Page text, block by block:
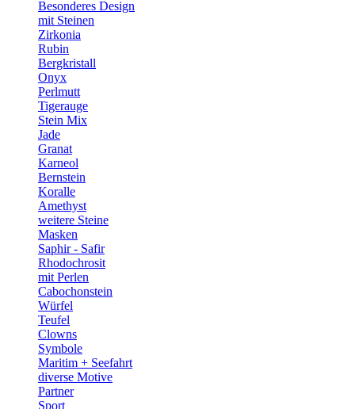
Besonderes Design
mit Steinen
Zirkonia
Rubin
Bergkristall
Onyx
Perlmutt
Tigerauge
Stein Mix
Jade
Granat
Karneol
Bernstein
Koralle
Amethyst
weitere Steine
Masken
Saphir - Safir
Rhodochrosit
mit Perlen
Cabochonstein
Würfel
Teufel
Clowns
Symbole
Maritim + Seefahrt
diverse Motive
Partner
Sport